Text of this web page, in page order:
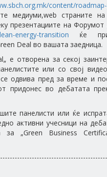
content/
медиуми,web страните
презентациите на Форумот
energy-transition ќе
Deal во вашата заедница.
е отворена за секој
или со свој
одвива пред за време и
придонес во дебатата
панелисти или ќе
активни учесници на
за „Green Business